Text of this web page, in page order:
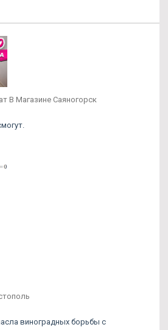
В Магазине Саяногорск
виноградных борьбы с